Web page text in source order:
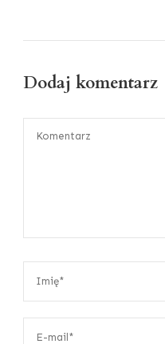
Dodaj komentarz